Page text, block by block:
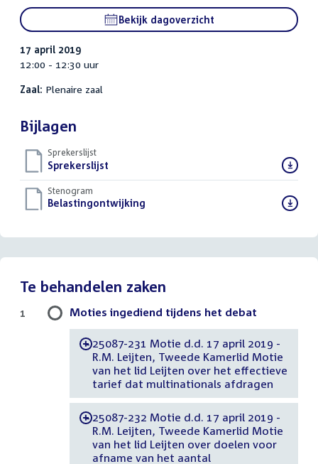
link:
Bekijk dagoverzicht
17 april 2019
12:00 - 12:30 uur
Zaal: Plenaire zaal
Bijlagen
Sprekerslijst
Download
bestand:
Sprekerslijst
Stenogram
Download
Belastingontwijking
Te behandelen zaken
Moties ingediend tijdens het debat
-25087-231 Motie d.d. 17 april 2019 -
R.M. Leijten, Tweede Kamerlid Motie
van het lid Leijten over het effectieve
tarief dat multinationals afdragen
-25087-232 Motie d.d. 17 april 2019 -
R.M. Leijten, Tweede Kamerlid Motie
van het lid Leijten over doelen voor
afname van het aantal
1